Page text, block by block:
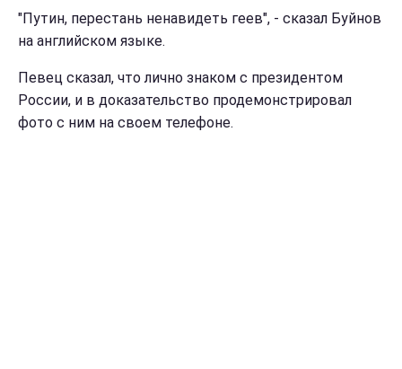
"Путин, перестань ненавидеть геев", - сказал Буйнов
на английском языке.
Певец сказал, что лично знаком с президентом
России, и в доказательство продемонстрировал
фото с ним на своем телефоне.